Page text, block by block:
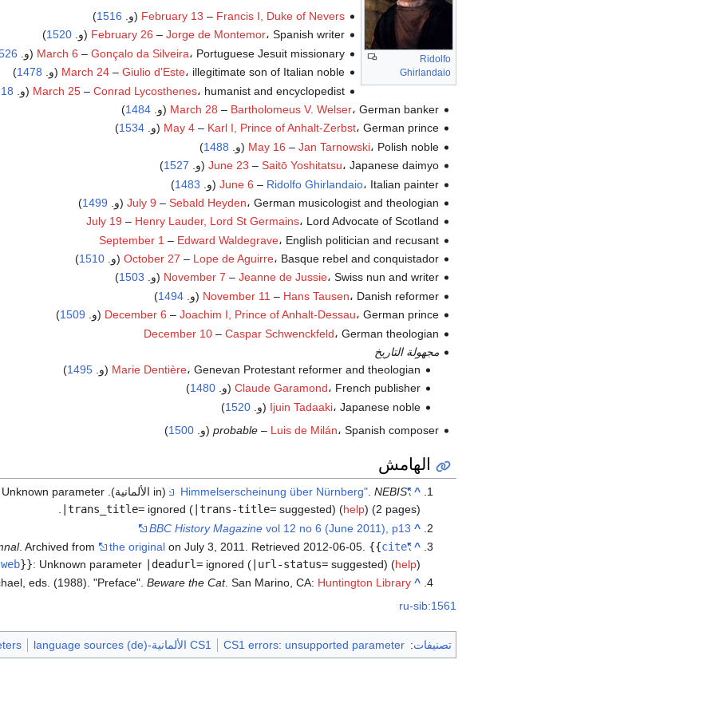
Ridolfo
Ghirlandaio
February 13 – Francis I, Duke of Nevers (و. 1516
)
February 26 –Jorge de Montemor، Spanish writer (و. 1520
)
March 6 –Gonçalo da Silveira، Portuguese Jesuit missionary (و.
March 24 –Giulio d'Este، illegitimate son of Italian noble (و. 1478
)
March 25 –Conrad Lycosthenes، humanist and encyclopedist (و.
March 28 – Bartholomeus V. Welser، German banker (و. 1484
)
May 4– Karl I, Prince of Anhalt-Zerbst، German prince (و. 1534
)
May 16 – Jan Tarnowski، Polish noble (و. 1488
)
June 23 – Saitō Yoshitatsu، Japanese daimyo (و. 1527
)
June 6 – Ridolfo Ghirlandaio، Italian painter (و. 1483
)
July 9 – Sebald Heyden، German musicologist and theologian (و. 1499
)
July 19 – Henry Lauder, Lord St Germains، Lord Advocate of Scotland
September 1 – Edward Waldegrave، English politician and recusant
October 27 – Lope de Aguirre، Basque rebel and conquistador (و. 1510
)
November 7 – Jeanne de Jussie، Swiss nun and writer (و. 1503
)
November 11 – Hans Tausen، Danish reformer (و. 1494
)
December 6 – Joachim I, Prince of Anhalt-Dessau، German prince (و. 1509
)
December 10– Caspar Schwenckfeld، German theologian
مجهولة التاريخ
Marie Dentière، Genevan Protestant reformer and theologian (و. 1495
)
Claude Garamond، French publisher (و. 1480
)
Ijuin Tadaaki، Japanese noble (و. 1520
)
probable– Luis de Milán، Spanish composer (و. 1500
)
الهامش
^
"Himmelserscheinung über Nürnberg"
.NEBIS (in الألمانية). Zurich Library. April 14, 1561.
Unknown parameter
|trans_title= ignored ( |trans-title= suggested) (help) (2 pages).
^
BBC History Magazine vol 12 no 6 (June 2011), p13
^
"All People That on Earth Do Dwell"
. Archived from the original on July 3, 2011 . Retrieved 2012-06-05 {{cite
web}}: Unknown parameter |deadurl= ignored ( |url-status= suggested) (help)
^
eds. (1988). "Preface".Beware the Cat. San Marino, CA: Huntington Library
ru-sib:1561
تصنيفات:
CS1 errors: unsupported parameter CS1 الألمانية-language sources (de)